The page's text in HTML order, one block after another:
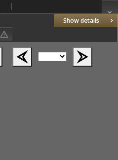
Show details